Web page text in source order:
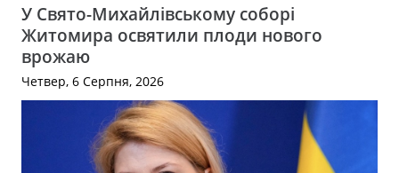
У Свято-Михайлівському соборі
Житомира освятили плоди нового
врожаю
Четвер, 6 Серпня, 2026